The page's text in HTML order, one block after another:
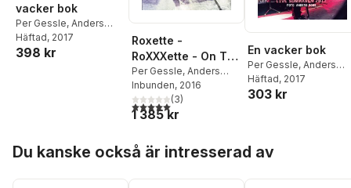
vacker bok
Per Gessle, Anders
Roos
Häftad, 2017
398 kr
Roxette -
RoXXXette - On The
Road - The Roxers
Edition
Per Gessle, Anders
Roos
Inbunden, 2016
5,0utav 5 stjärnor. Totalt antal röster:
(3)
1 385 kr
En vacker bok
Per Gessle, Anders
Roos
Häftad, 2017
303 kr
Du kanske också är intresserad av